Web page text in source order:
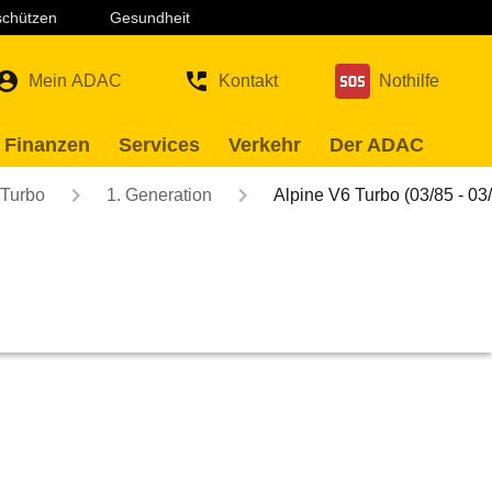
Gesundheit
Mein ADAC Kontakt Nothilfe
Services Verkehr Der ADAC
1. Generation Alpine V6 Turbo (03/85 -